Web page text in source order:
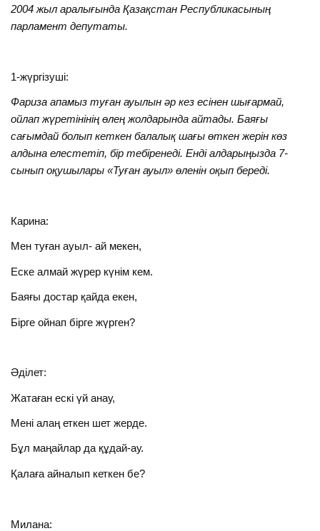
2004 жыл аралығында Қазақстан Республикасының
парламент депутаты.
1-жүргізуші:
Фариза апамыз туған ауылын әр кез есінен шығармай,
ойлап жүретінінің өлең жолдарында айтады. Баяғы
сағымдай болып кеткен балалық шағы өткен жерін көз
алдына елестетіп, бір тебіренеді. Енді алдарыңызда 7-
сынып оқушылары «Туған ауыл» өленін оқып береді.
Карина:
Мен туған ауыл- ай мекен,
Еске алмай жүрер күнім кем.
Баяғы достар қайда екен,
Бірге ойнап бірге жүрген?
Әділет:
Жатаған ескі үй анау,
Мені алаң еткен шет жерде.
Бұл маңайлар да құдай-ау.
Қалаға айналып кеткен бе?
Милана: